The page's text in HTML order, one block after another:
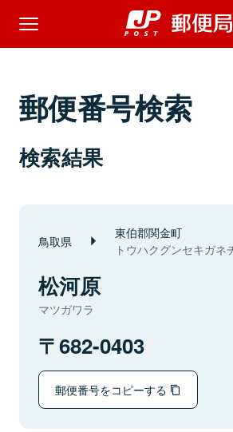
郵便番号検索
検索結果
鳥取県 東伯郡関金町
トウハクグンセキガネ
松河原
マツガワラ
682-0403
郵便番号をコピーする